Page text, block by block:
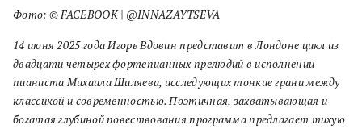
Фото: © FACEBOOK | @INNAZAYTSEVA
14 июня 2025 года Игорь Вдовин представит в Лондоне цикл из
двадцати четырех фортепианных прелюдий в исполнении
пианиста Михаила Шиляева, исследующих тонкие грани между
классикой и современностью. Поэтичная, захватывающая и
богатая глубиной повествования программа предлагает тихую